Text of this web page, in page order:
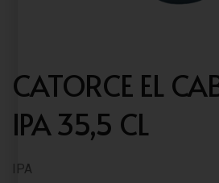
CATORCE EL
IPA 35,5 CL
IPA